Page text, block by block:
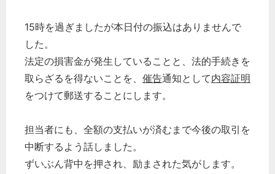
15時を過ぎましたが本日付の振込はありませんで
した。
法定の損害金が発生していることと、法的手続きを
取らざるを得ないことを、 催告通知として内容証明
をつけて郵送することにします。
担当者にも、全額の支払いが済むまで今後の取引を
中断するよう話しました。
ずいぶん背中を押され、励まされた気がします。